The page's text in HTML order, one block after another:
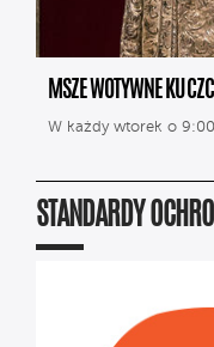
MSZE WOTYWNE KU
W każdy wtorek o
STANDARDY